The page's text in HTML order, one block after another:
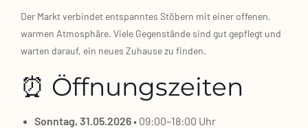
Der Markt ver­bin­det ent­spann­tes Stö­bern mit einer offe­nen,
war­men Atmo­sphä­re. Vie­le Gegen­stän­de sind gut gepflegt und
war­ten dar­auf, ein neu­es Zuhau­se zu fin­den.
⏰ Öffnungszeiten
Sonn­tag, 31.05.2026• 09:00–18:00 Uhr